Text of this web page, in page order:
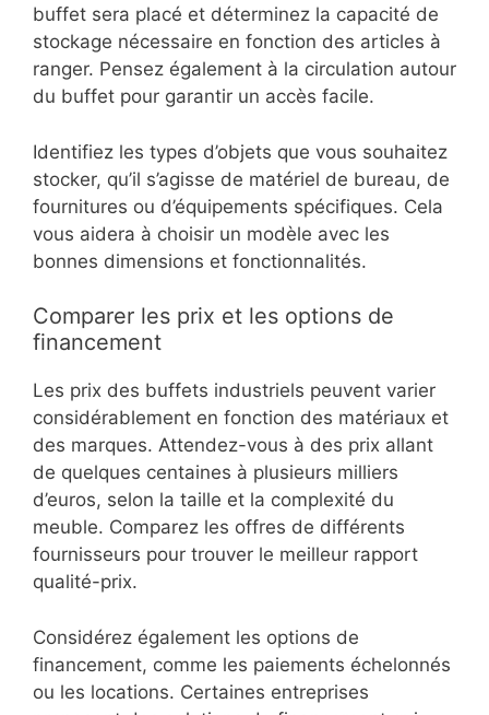
buffet sera placé et déterminez la capacité de
stockage nécessaire en fonction des articles à
ranger. Pensez également à la circulation autour
du buffet pour garantir un accès facile.
Identifiez les types d’objets que vous souhaitez
stocker, qu’il s’agisse de matériel de bureau, de
fournitures ou d’équipements spécifiques. Cela
vous aidera à choisir un modèle avec les
bonnes dimensions et fonctionnalités.
Comparer les prix et les options de
financement
Les prix des buffets industriels peuvent varier
considérablement en fonction des matériaux et
des marques. Attendez-vous à des prix allant
de quelques centaines à plusieurs milliers
d’euros, selon la taille et la complexité du
meuble. Comparez les offres de différents
fournisseurs pour trouver le meilleur rapport
qualité-prix.
Considérez également les options de
financement, comme les paiements échelonnés
ou les locations. Certaines entreprises